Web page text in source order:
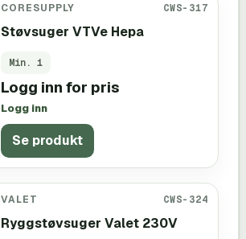
CORESUPPLY CWS-317
Støvsuger VTVe Hepa
Min. 1
Logg inn for pris
Logg inn
Se produkt
VALET CWS-324
Ryggstøvsuger Valet 230V